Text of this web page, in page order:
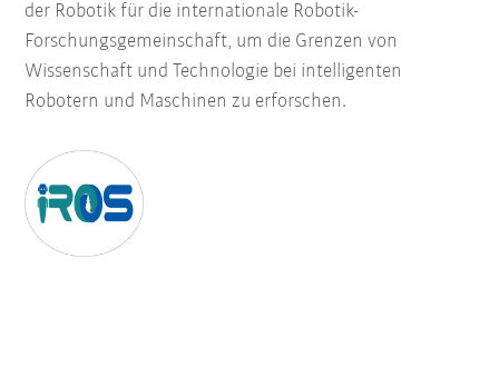
der Robotik für die internationale Robotik-
Forschungsgemeinschaft, um die Grenzen von
Wissenschaft und Technologie bei intelligenten
Robotern und Maschinen zu erforschen.